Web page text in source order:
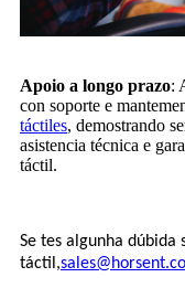
Apoio a longo prazo:
con soporte e
táctiles, demostrando
asistencia técnica e
táctil.
Se tes algunha
táctil,